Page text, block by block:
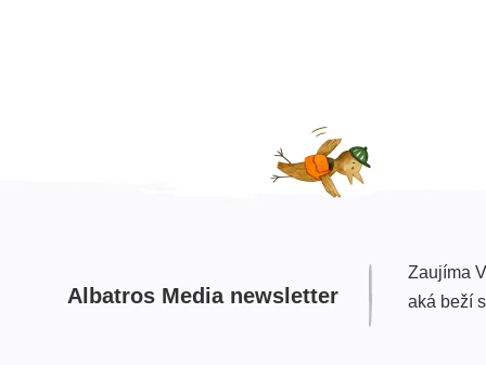
Albatros Media newsletter
Zaujíma
aká beží